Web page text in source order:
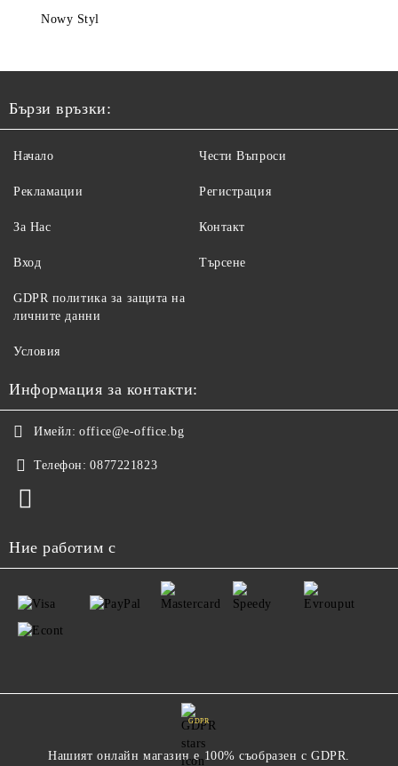
Nowy Styl
Бързи връзки:
Начало
Рекламации
За Нас
Вход
Чести Въпроси
Регистрация
Контакт
Търсене
GDPR политика за защита на
личните данни
Условия
Информация за контакти:
Имейл: office@e-office.bg
Телефон: 0877221823
Ние работим с
GDPR
Нашият онлайн магазин е 100% съобразен с GDPR.